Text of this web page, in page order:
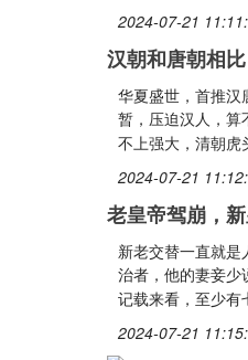
2024-07-21
汉朝和唐朝相
华夏盛世，首推汉
暂，压迫汉人，算
不上强大，清朝虎
2024-07-21
老皇帝驾崩，
新老交替一直就
治者，他的妻妾少
记载来看，至少有
2024-07-21